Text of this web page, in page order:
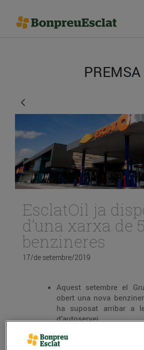
PREMSA
EsclatOil ja
d’una xarxa de
benzineres
17/de setembre/2019
Aquest setembre el
obert una nova benzinera a
ha suposat arribar a
d’autoservei
EsclatOil ofereix
a preus molt competitius